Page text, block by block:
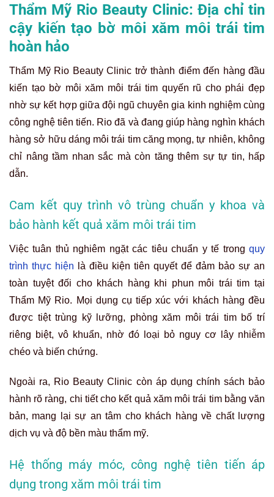
Thẩm Mỹ Rio Beauty Clinic: Địa chỉ tin
cậy kiến tạo bờ môi xăm môi trái tim
hoàn hảo
Thẩm Mỹ Rio Beauty Clinic trở thành điểm đến hàng đầu
kiến tạo bờ môi xăm môi trái tim quyến rũ cho phái đẹp
nhờ sự kết hợp giữa đội ngũ chuyên gia kinh nghiệm cùng
công nghệ tiên tiến. Rio đã và đang giúp hàng nghìn khách
hàng sở hữu dáng môi trái tim căng mọng, tự nhiên, không
chỉ nâng tầm nhan sắc mà còn tăng thêm sự tự tin, hấp
dẫn.
Cam kết quy trình vô trùng chuẩn y khoa và
bảo hành kết quả xăm môi trái tim
Việc tuân thủ nghiêm ngặt các tiêu chuẩn y tế trong quy
trình thực hiện là điều kiện tiên quyết để đảm bảo sự an
toàn tuyệt đối cho khách hàng khi phun môi trái tim tại
Thẩm Mỹ Rio. Mọi dụng cụ tiếp xúc với khách hàng đều
được tiệt trùng kỹ lưỡng, phòng xăm môi trái tim bố trí
riêng biệt, vô khuẩn, nhờ đó loại bỏ nguy cơ lây nhiễm
chéo và biến chứng.
Ngoài ra, Rio Beauty Clinic còn áp dụng chính sách bảo
hành rõ ràng, chi tiết cho kết quả xăm môi trái tim bằng văn
bản, mang lại sự an tâm cho khách hàng về chất lượng
dịch vụ và độ bền màu thẩm mỹ.
Hệ thống máy móc, công nghệ tiên tiến áp
dụng trong xăm môi trái tim